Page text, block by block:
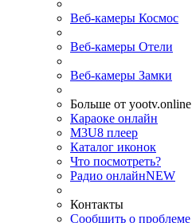
Веб-камеры Космос
Веб-камеры Отели
Веб-камеры Замки
Больше от yootv.online
Караоке онлайн
M3U8 плеер
Каталог иконок
Что посмотреть?
Радио онлайнNEW
Контакты
Сообщить о проблеме